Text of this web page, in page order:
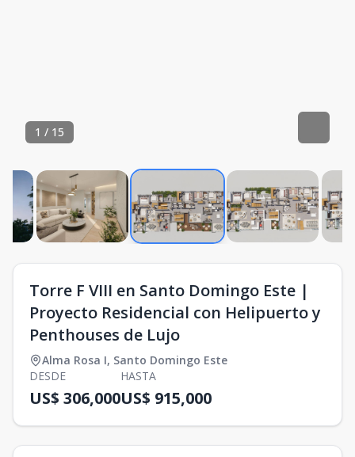
1 / 15
Torre F VIII en Santo Domingo Este |
Proyecto Residencial con Helipuerto y
Penthouses de Lujo
Alma Rosa I, Santo Domingo Este
DESDE
US$ 306,000
HASTA
US$ 915,000